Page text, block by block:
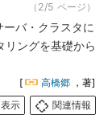
（2/5 ページ）
バ・クラスタに
リングを基礎から
[ 高橋郷 ，著]
示
関連情報